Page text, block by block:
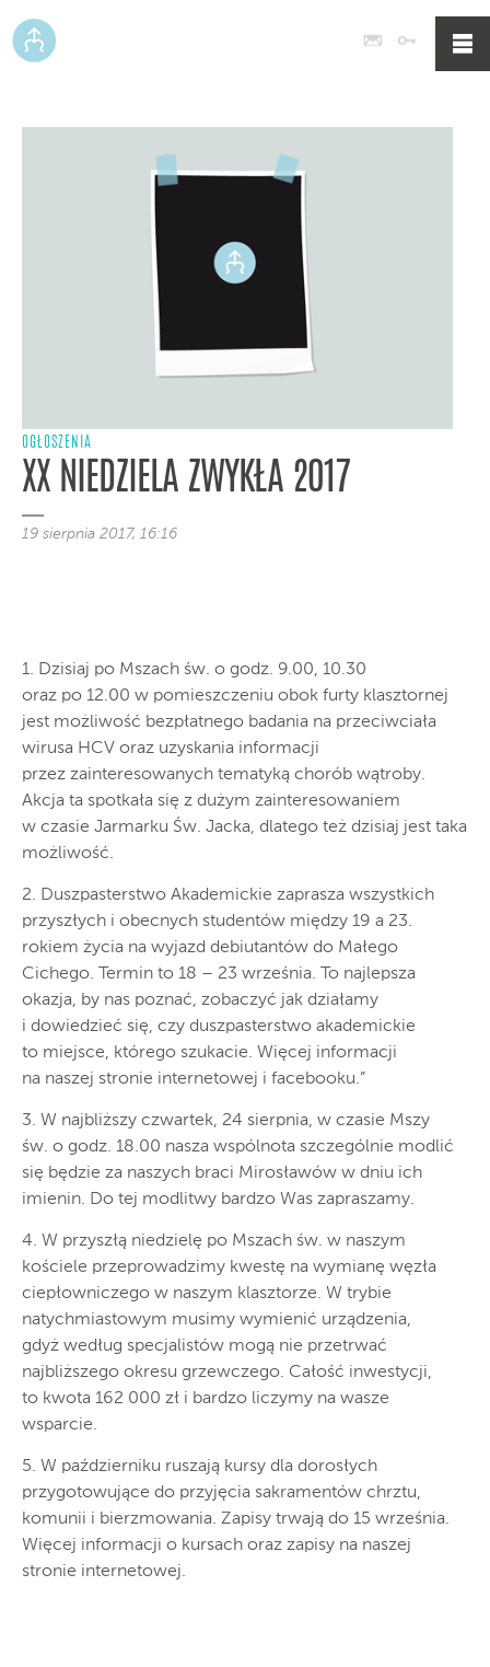
Poczta
OGŁOSZENIA
XX NIEDZIELA ZWYKŁA 2017
19 sierpnia 2017, 16:16
1. Dzisiaj po Mszach św. o godz. 9.00, 10.30
oraz po 12.00 w pomieszczeniu obok furty klasztornej
jest możliwość bezpłatnego badania na przeciwciała
wirusa HCV oraz uzyskania informacji
przez zainteresowanych tematyką chorób wątroby.
Akcja ta spotkała się z dużym zainteresowaniem
w czasie Jarmarku Św. Jacka, dlatego też dzisiaj jest taka
możliwość.
2. Duszpasterstwo Akademickie zaprasza wszystkich
przyszłych i obecnych studentów między 19 a 23.
rokiem życia na wyjazd debiutantów do Małego
Cichego. Termin to 18 – 23 września. To najlepsza
okazja, by nas poznać, zobaczyć jak działamy
i dowiedzieć się, czy duszpasterstwo akademickie
to miejsce, którego szukacie. Więcej informacji
na naszej stronie internetowej i facebooku.”
3. W najbliższy czwartek, 24 sierpnia, w czasie Mszy
św. o godz. 18.00 nasza wspólnota szczególnie modlić
się będzie za naszych braci Mirosławów w dniu ich
imienin. Do tej modlitwy bardzo Was zapraszamy.
4. W przyszłą niedzielę po Mszach św. w naszym
kościele przeprowadzimy kwestę na wymianę węzła
ciepłowniczego w naszym klasztorze. W trybie
natychmiastowym musimy wymienić urządzenia,
gdyż według specjalistów mogą nie przetrwać
najbliższego okresu grzewczego. Całość inwestycji,
to kwota 162 000 zł i bardzo liczymy na wasze
wsparcie.
5. W październiku ruszają kursy dla dorosłych
przygotowujące do przyjęcia sakramentów chrztu,
komunii i bierzmowania. Zapisy trwają do 15 września.
Więcej informacji o kursach oraz zapisy na naszej
stronie internetowej.